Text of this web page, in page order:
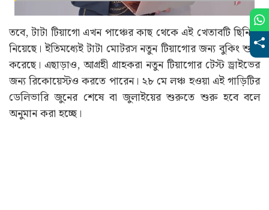
তবে, টাটা টিয়াগো এখন পাঞ্চের কাছ থেকে এই খেতাবটি ছিনিয়ে
নিয়েছে। ইতিমধ্যেই টাটা মোটরস নতুন টিয়াগোর জন্য বুকিং শুরু
করেছে। এছাড়াও, আগ্রহী গ্রাহকরা নতুন টিয়াগোর টেস্ট ড্রাইভের
জন্য রিকোয়েস্টও করতে পারেন। ২৮ মে লঞ্চ হওয়া এই গাড়িটির
ডেলিভারি জুনের শেষে বা জুলাইয়ের শুরুতে শুরু হবে বলে
অনুমান করা হচ্ছে।